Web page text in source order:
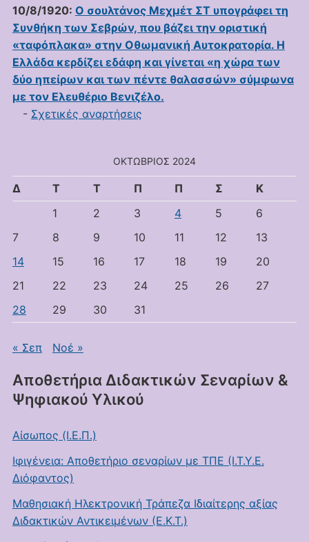
10/8/1920: Ο σουλτάνος Μεχμέτ ΣΤ υπογράφει τη
Συνθήκη των Σεβρών, που βάζει την οριστική
«ταφόπλακα» στην Οθωμανική Αυτοκρατορία. Η
Ελλάδα κερδίζει εδάφη και γίνεται «η χώρα των
δύο ηπείρων και των πέντε θαλασσών» σύμφωνα
με τον Ελευθέριο Βενιζέλο.
- Σχετικές αναρτήσεις
ΟΚΤΏΒΡΙΟΣ 2024
Δ Τ Τ Π Π Σ
Κ
1
2 3 4 5
6
7
8 9 10 11 12
13
14
15 16 17 18 19
20
21
22 23 24 25 26
27
28
29 30 31
« Σεπ Νοέ »
Αποθετήρια Διδακτικών Σεναρίων &
Ψηφιακού Υλικού
Αίσωπος (Ι.Ε.Π.)
Ιφιγένεια: Αποθετήριο σεναρίων με ΤΠΕ (Ι.Τ.Υ.Ε.
Διόφαντος)
Μαθησιακή Ηλεκτρονική Τράπεζα Ιδιαίτερης αξίας
Διδακτικών Αντικειμένων (Ε.Κ.Τ.)